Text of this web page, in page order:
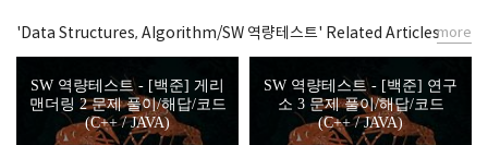
'Data Structures, Algorithm/SW 역량테스트' Related Articles
SW 역량테스트 - [백준] 게리
맨더링 2 문제 풀이/해답/코드
(C++ / JAVA)
SW 역량테스트 - [백준] 연구
소 3 문제 풀이/해답/코드
(C++ / JAVA)
more